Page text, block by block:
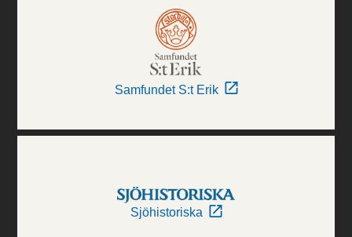
Samfundet S:t Erik
Sjöhistoriska